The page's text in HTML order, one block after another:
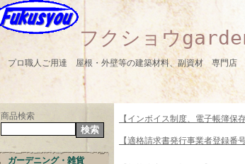
フクショウ
プロ職人ご用達 屋根・外壁等の建築材料、副資材 専門店
商品検索
ガーデニング・雑貨
【インボイス制度、電子帳簿保
【適格請求書発行事業者登録番